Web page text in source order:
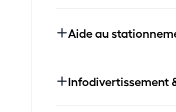
Aide au
Infodivertissement